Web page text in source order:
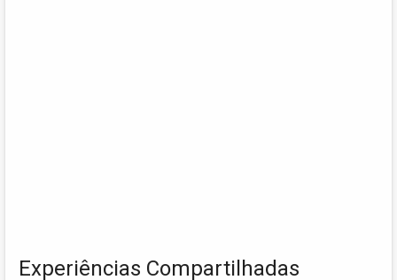
Experiências Compartilhadas